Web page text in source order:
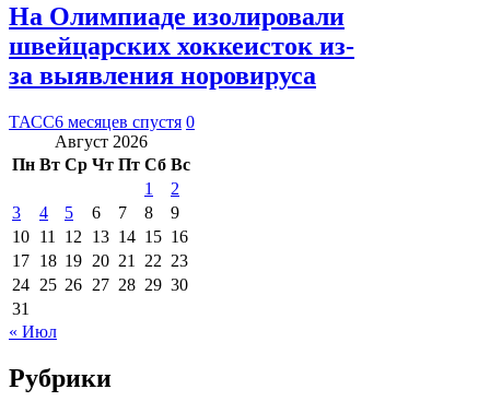
На Олимпиаде изолировали
швейцарских хоккеисток из-
за выявления норовируса
ТАСС6 месяцев спустя 0
Август 2026
Пн Вт Ср Чт Пт Сб Вс
1
2
3
4 5 6 7 8
9
10 11 12 13 14 15 16
17 18 19 20 21 22 23
24 25 26 27 28 29 30
31
« Июл
Рубрики